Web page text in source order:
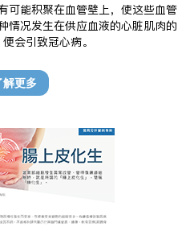
可能积聚在血管壁上，使这些血管
情况发生在供应血液的心脏肌肉的
会引致冠心病。
解更多